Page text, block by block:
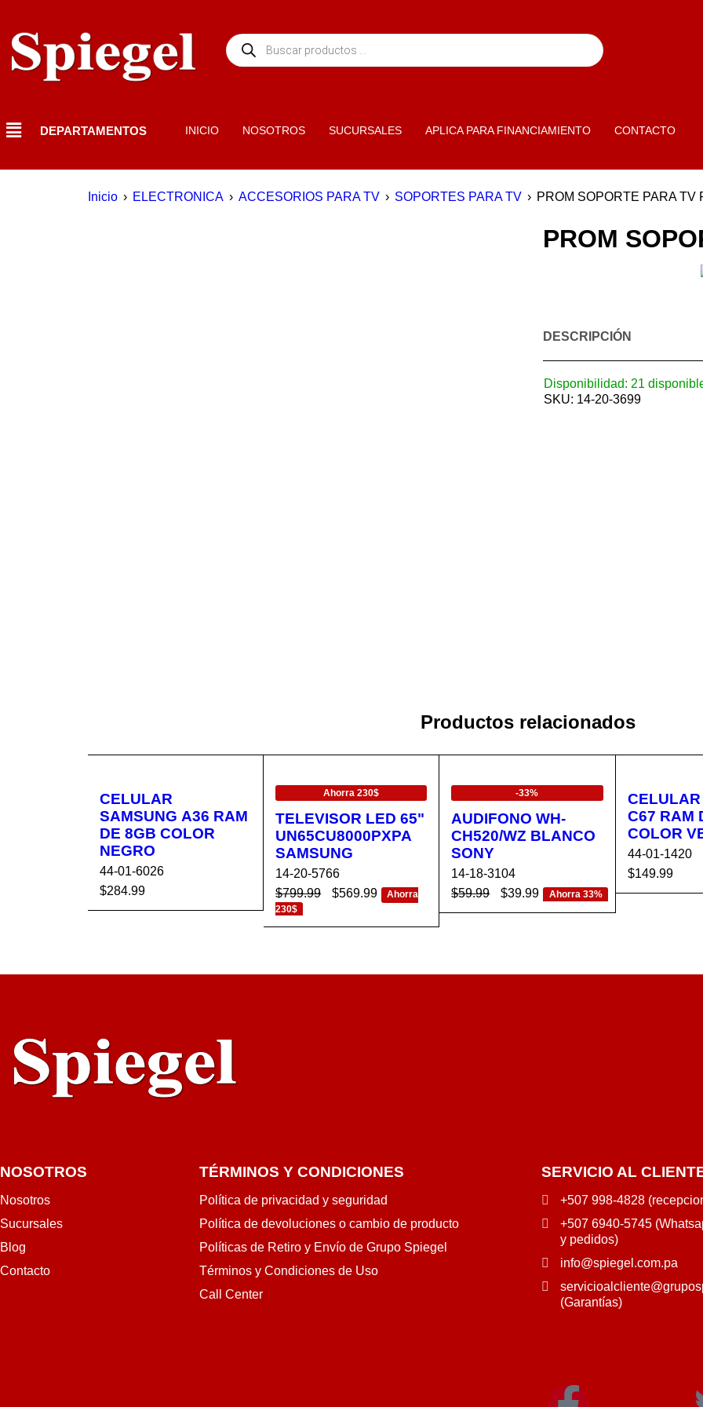
DEPARTAMENTOS INICIO NOSOTROS SUCURSALES APLICA PARA FINANCIAMIENTO CONTACTO
Inicio › ELECTRONICA › ACCESORIOS PARA TV › SOPORTES PARA TV › PROM SOPORTE PARA TV
PROM
DESCRIPCIÓN
Disponibilidad: 21
SKU: 14-20-3699
Productos relacionados
CELULAR
SAMSUNG A36 RAM
DE 8GB COLOR
NEGRO
44-01-6026
$284.99
AÑADIR AL CA
VISTA
Ahorra 230$
TELEVISOR LED 65"
UN65CU8000PXPA
SAMSUNG
14-20-5766
$799.99 $569.99
Ahorra
230$
AÑADIR AL CA
VISTA
-33%
AUDIFONO WH-
CH520/WZ BLANCO
SONY
14-18-3104
$59.99 $39.99 Ahorra 33%
AÑADIR AL CA
VISTA
C67 RAM
COLOR
44-01-1420
$149.99
AÑADIR AL
NOSOTROS
Nosotros
Sucursales
Blog
Contacto
TÉRMINOS Y CONDICIONES
Política de privacidad y seguridad
Política de devoluciones o cambio de producto
Políticas de Retiro y Envío de Grupo Spiegel
Términos y Condiciones de Uso
Call Center
SERVICIO AL
+507 998-4828
+507 6940-5745
y pedidos)
info@spiegel.com.pa
(Garantías)